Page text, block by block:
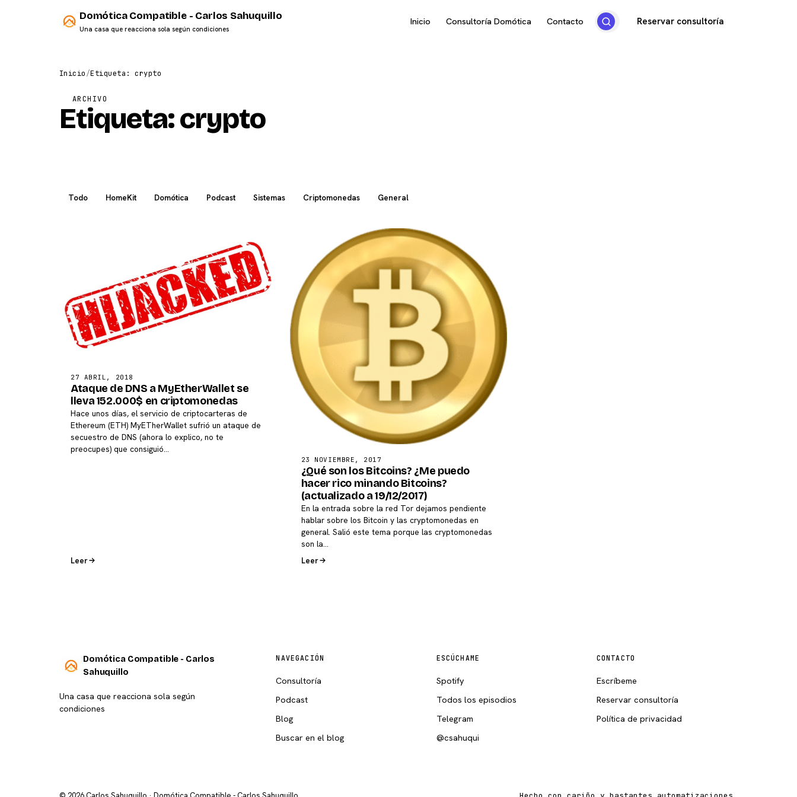
Domótica Compatible - Carlos Sahuquillo
Una casa que reacciona sola según condiciones
Inicio Consultoría Domótica Contacto Reservar consultoría
Inicio/Etiqueta: crypto
ARCHIVO
Etiqueta:crypto
Todo HomeKit Domótica Podcast Sistemas Criptomonedas General
27 ABRIL, 2018
Ataque de DNS a MyEtherWallet se
lleva 152.000$ en criptomonedas
Hace unos días, el servicio de criptocarteras de
Ethereum (ETH) MyETherWallet sufrió un ataque de
secuestro de DNS (ahora lo explico, no te
preocupes) que consiguió…
Leer
23 NOVIEMBRE, 2017
¿Qué son los Bitcoins? ¿Me puedo
hacer rico minando Bitcoins?
(actualizado a 19/12/2017)
​En la entrada sobre la red Tor dejamos pendiente
hablar sobre los Bitcoin y las cryptomonedas en
general. Salió este tema porque las cryptomonedas
son la…
Leer
Domótica Compatible - Carlos
Sahuquillo
Una casa que reacciona sola según
condiciones
NAVEGACIÓN
Consultoría
Podcast
Blog
Buscar en el blog
ESCÚCHAME
Spotify
Todos los episodios
Telegram
@csahuqui
CONTACTO
Escríbeme
Reservar consultoría
Política de privacidad